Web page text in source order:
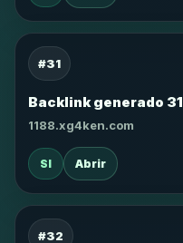
#31
Backlink generado 31
1188.xg4ken.com
SI Abrir
#32